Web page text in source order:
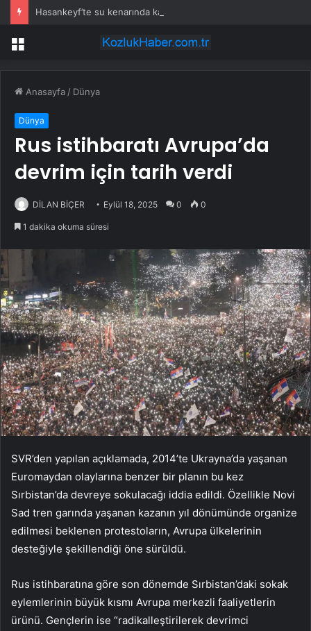
Hasankeyf’te su kenarında kadın cesedi bulundu
Menü
Anasayfa / Dünya
Dünya
Rus istihbaratı Avrupa’da
devrim için tarih verdi
DİLAN BİÇER Eylül 18, 2025 0 0
1 dakika okuma süresi
SVR’den yapılan açıklamada, 2014’te Ukrayna’da yaşanan
Euromaydan olaylarına benzer bir planın bu kez
Sırbistan’da devreye sokulacağı iddia edildi. Özellikle Novi
Sad tren garında yaşanan kazanın yıl dönümünde organize
edilmesi beklenen protestoların, Avrupa ülkelerinin
desteğiyle şekillendiği öne sürüldü.
Rus istihbaratına göre son dönemde Sırbistan’daki sokak
eylemlerinin büyük kısmı Avrupa merkezli faaliyetlerin
ürünü. Gençlerin ise “radikalleştirilerek devrimci